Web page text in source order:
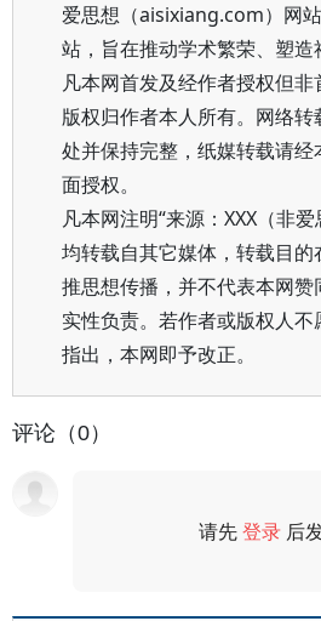
爱思想（aisixiang.com）网
站，旨在推动学术繁荣、塑造
凡本网首发及经作者授权但非
版权归作者本人所有。网络转
处并保持完整，纸媒转载请经
面授权。
凡本网注明“来源：XXX（非爱
均转载自其它媒体，转载目的
推思想传播，并不代表本网
实性负责。若作者或版权人
指出，本网即予改正。
评论（0）
请先登录 后